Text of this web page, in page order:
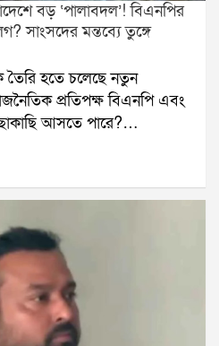
বড় ‘পালাবদল’! বিএনপির
সাংসদের মন্তব্যে তুঙ্গে
তৈরি হতে চলেছে নতুন
প্রতিপক্ষ বিএনপি এবং
আসতে পারে?
শেখ হাসিনার দেশে ফেরার
ঘিরে শুরু হয়েছে নতুন
ডিসেম্বরেই বাংলাদেশে ফিরতে
এসেছে। তার মধ্যেই
করেছেন বিএনপির এক
নাসির উদ্দিন চৌধুরী
বলেন, আওয়ামী লিগ তাঁদের
মুক্তিযুদ্ধের সময় দুই পক্ষ
অদূর ভবিষ্যতে আওয়ামী লিগ